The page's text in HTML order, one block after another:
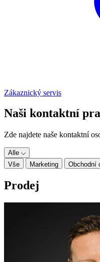
Zákaznický servis
Naši kontaktní
Zde najdete naše kontaktní
Alle
Vše
Marketing Obchodní
Prodej